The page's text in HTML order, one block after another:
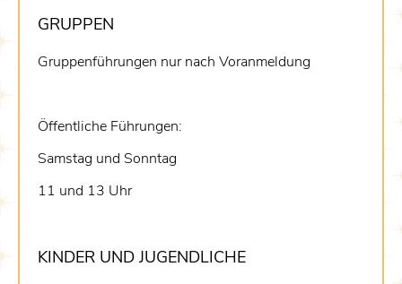
GRUPPEN
Gruppenführungen nur nach Voranmeldung
Öffentliche Führungen:
Samstag und Sonntag
11 und 13 Uhr
KINDER UND JUGENDLICHE